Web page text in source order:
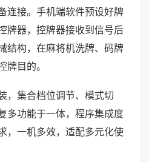
连接。手机端软件预设好牌
牌器，控牌器接收到信号后
结构，在麻将机洗牌、码牌
牌目的。
，集合档位调节、模式切
多功能于一体，程序集成度
，一机多效，适配多元化使